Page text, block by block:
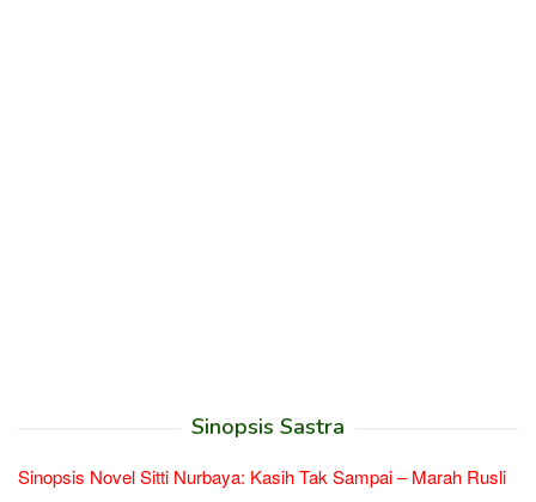
Sinopsis Sastra
Sinopsis Novel Sitti Nurbaya: Kasih Tak Sampai – Marah Rusli